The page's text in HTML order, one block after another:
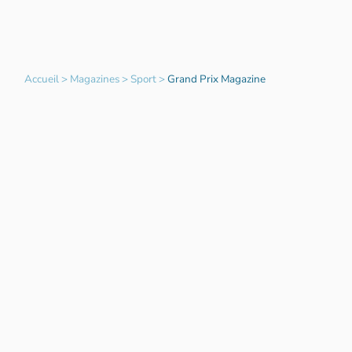
Accueil> Magazines> Sport>Grand Prix Magazine